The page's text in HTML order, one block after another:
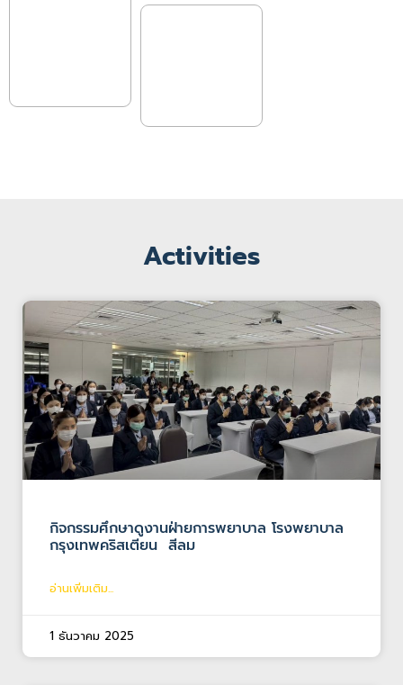
Activities
กิจกรรมศึกษาดูงานฝ่ายการพยาบาล โรงพยาบาล
กรุงเทพคริสเตียน สีลม
อ่านเพิ่มเติม...
1 ธันวาคม 2025